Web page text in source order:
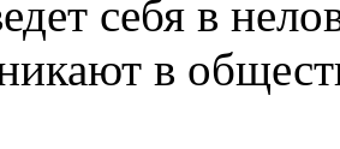
себя в
в